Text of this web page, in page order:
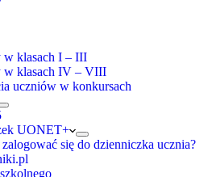
w klasach I – III
w klasach IV – VIII
uczniów w konkursach
UONET+
zalogować się do dzienniczka ucznia?